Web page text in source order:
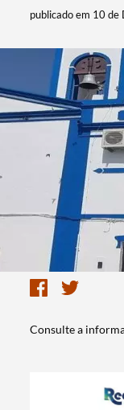
publicado em 10
Consulte a